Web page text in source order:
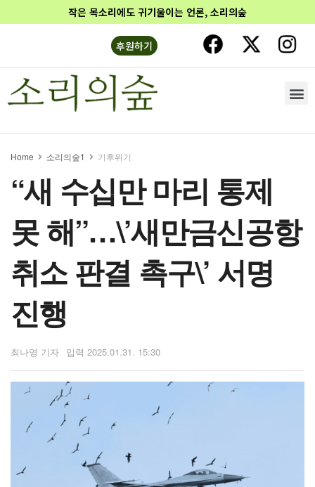
작은 목소리에도 귀기울이는 언론, 소리의숲
후원하기
Home 소리의숲1 기후위기
“새 수십만 마리 통제
못 해”…\’새만금신공항
취소 판결 촉구\’ 서명
진행
최나영 기자 2025.01.31. 15:30